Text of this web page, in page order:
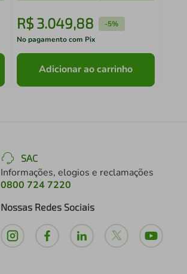
R$ 3.049,88 -5%
No pagamento com Pix
Adicionar ao carrinho
SAC
Informações, elogios e reclamações
0800 724 7220
Nossas Redes Sociais